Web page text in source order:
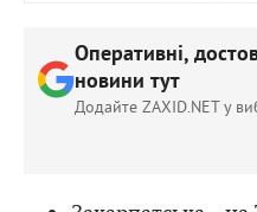
Оперативні,
новини тут
Додайте ZAXID.NET у